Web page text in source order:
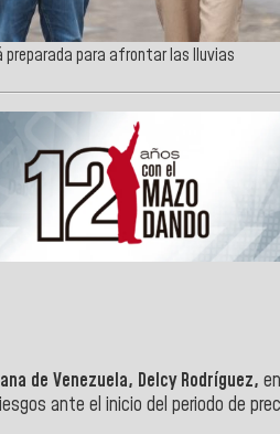
preparada para afrontar las lluvias
de Venezuela, Delcy Rodríguez,
ante el inicio del periodo de